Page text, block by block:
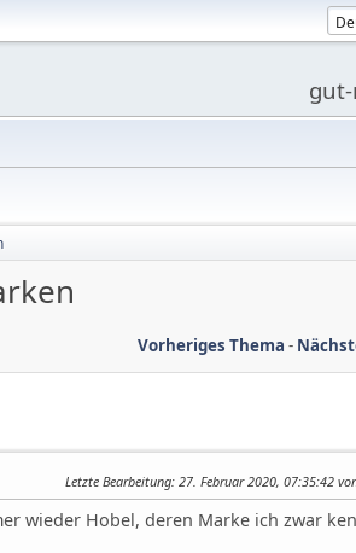
Vorheriges Thema -
Letzte Bearbeitung: 27. Februar 2020, 07:35:42
wieder Hobel, deren Marke ich zwar